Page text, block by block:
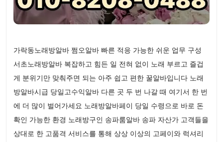
가락동노래방알바 쩜오알바 빠른 적응 가능한 쉬운 업무 구성
서초노래방알바 복잡하고 힘든 일 전혀 없이 노래 부르고 즐겁
게 분위기만 맞춰주면 되는 아주 쉽고 편한 꿀알바입니다 노래
방알바시급 당일고수익알바 다른 곳 두 번 나갈 때 여기서 한 번
에 더 많이 벌어가세요 노래방알바페이 당일 수령으로 바로 돈
확인 가능한 환경 노래방구인 송파룸알바 송파 자산가 고객들을
상대로 한 고품격 서비스를 통해 상상 이상의 고페이와 럭셔리